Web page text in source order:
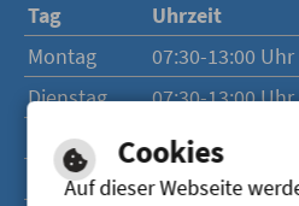
Tag
Uhrzeit
Montag
07:30-13:00 Uhr
Dienstag
07:30-13:00 Uhr
Mittwoch
07:30-13:00 Uhr
Donnerstag
07:30-13:00 Uhr
Cookies
Auf dieser Webseite